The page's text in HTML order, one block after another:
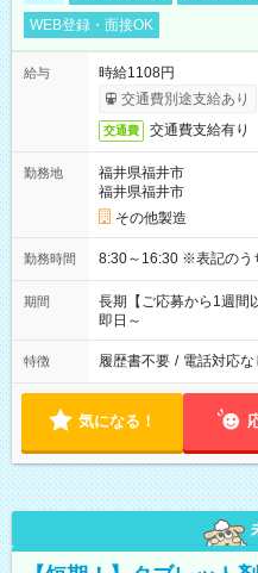
WEB登録・面接OK
給与
時給1108円
交通費別途支給あり
交通費 交通費支給有り
勤務地
福井県福井市
福井県福井市
その他製造
勤務時間 8:30～16:30 ※
期間
長期【ご応募から1週間
即日～
特徴 履歴書不要 / 電話対応な
気になる！